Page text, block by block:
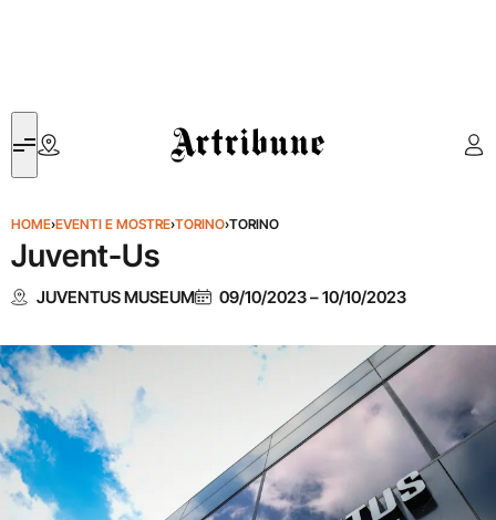
Artribune
HOME›EVENTI E MOSTRE›TORINO›TORINO
Juvent-Us
JUVENTUS MUSEUM 09/10/2023–10/10/2023